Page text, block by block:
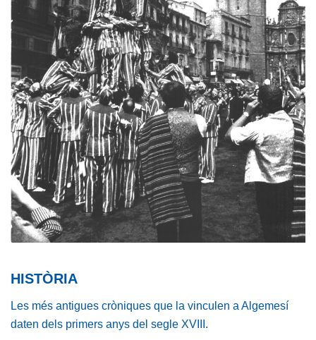
HISTÒRIA
Les més antigues cròniques que la vinculen a Algemesí
daten dels primers anys del segle XVIII.